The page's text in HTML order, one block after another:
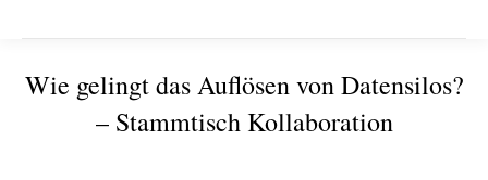
Wie gelingt das Auflösen von Datensilos?
– Stammtisch Kollaboration